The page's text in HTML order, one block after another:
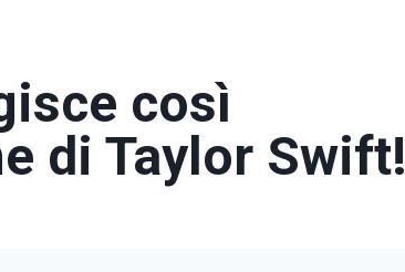
così
di Taylor Swift!